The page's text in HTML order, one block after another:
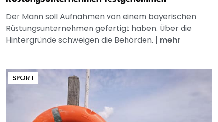
Der Mann soll Aufnahmen von einem bayerischen
Rüstungsunternehmen gefertigt haben. Über die
Hintergründe schweigen die Behörden. | mehr
SPORT